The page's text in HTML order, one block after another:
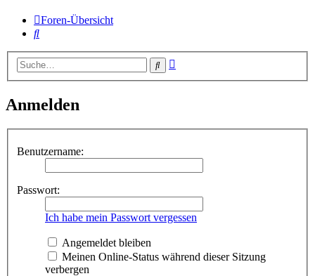
Foren-Übersicht
Suche
Suche
Anmelden
Benutzername:
Passwort:
Ich habe mein Passwort vergessen
Angemeldet bleiben
Meinen Online-Status während dieser Sitzung
verbergen